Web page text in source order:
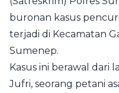
buronan kasus
terjadi di Kecamatan
Sumenep.
Kasus ini berawal dari
Jufri, seorang petani